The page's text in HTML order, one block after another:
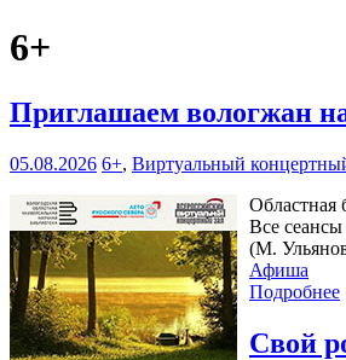
6+
Приглашаем вологжан
05.08.2026 6+, Виртуальный
Областная
Все
(М.
Афиша
Подробнее
Свой